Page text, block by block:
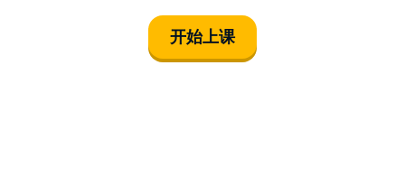
开始上课